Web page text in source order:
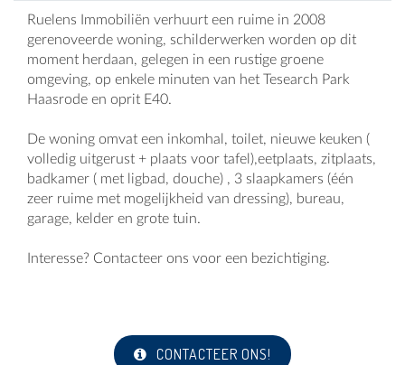
Ruelens Immobiliën verhuurt een ruime in 2008
gerenoveerde woning, schilderwerken worden op dit
moment herdaan, gelegen in een rustige groene
omgeving, op enkele minuten van het Tesearch Park
Haasrode en oprit E40.
De woning omvat een inkomhal, toilet, nieuwe keuken (
volledig uitgerust + plaats voor tafel),eetplaats, zitplaats,
badkamer ( met ligbad, douche) , 3 slaapkamers (één
zeer ruime met mogelijkheid van dressing), bureau,
garage, kelder en grote tuin.
Interesse? Contacteer ons voor een bezichtiging.
CONTACTEER ONS!